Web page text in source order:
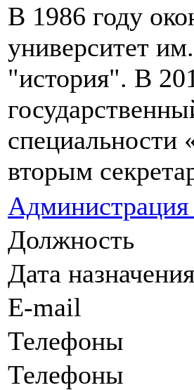
В 1986 году
университет
"история". В
специальности
вторым
Администрация
Должность
Дата назначения
E-mail
Телефоны
Телефоны